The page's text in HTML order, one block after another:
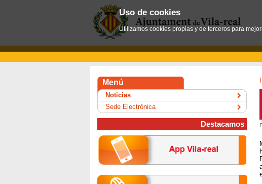
Menú
Noticias
Sede Electrónica
Destacamos
Uso de cookies
Utilizamos cookies propias y de terceros para